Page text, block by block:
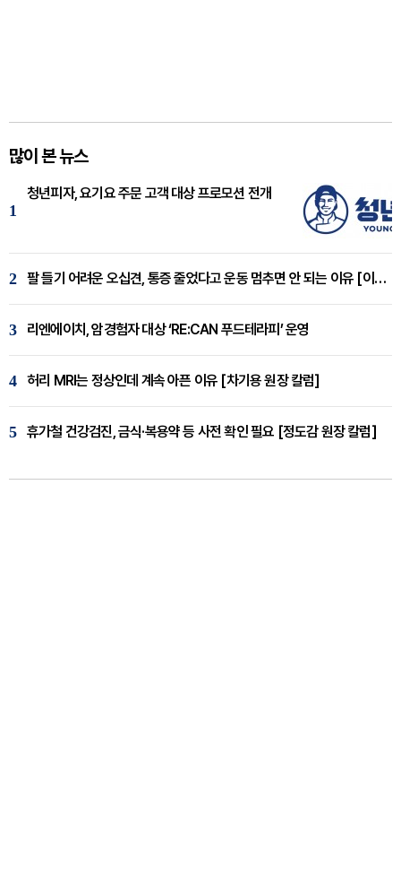
많이 본 뉴스
1
청년피자, 요기요 주문 고객 대상 프로모션 전개
2 팔 들기 어려운 오십견, 통증 줄었다고 운동 멈추면 안 되는 이유 [이병욱 원장 칼럼]
3 리엔에이치, 암경험자 대상 ‘RE:CAN 푸드테라피’ 운영
4 허리 MRI는 정상인데 계속 아픈 이유 [차기용 원장 칼럼]
5 휴가철 건강검진, 금식·복용약 등 사전 확인 필요 [정도감 원장 칼럼]